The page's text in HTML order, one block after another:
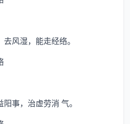
风湿，能走经络。
事，治虚劳消 气。